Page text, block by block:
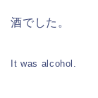
酒でした。
It was alcohol.